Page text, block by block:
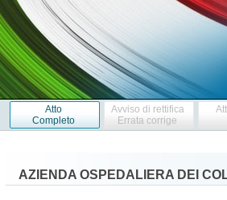
Atto
Completo
Avviso di rettifica
Errata corrige
AZIENDA OSPEDALIERA DEI